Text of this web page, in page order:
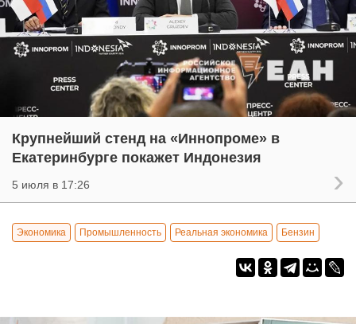
Крупнейший стенд на «Иннопроме» в
Екатеринбурге покажет Индонезия
5 июля в 17:26
Экономика Промышленность Реальная экономика Бензин